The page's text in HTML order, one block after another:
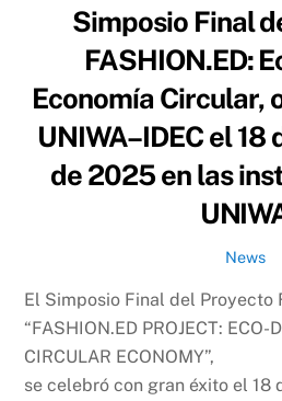
Simposio Final
FASHION.ED:
Economía Circular,
UNIWA–IDEC el
de 2025 en las
News
El Simposio Final del Proyecto
“FASHION.ED PROJECT: ECO-
CIRCULAR ECONOMY”,
se celebró con gran éxito el 18